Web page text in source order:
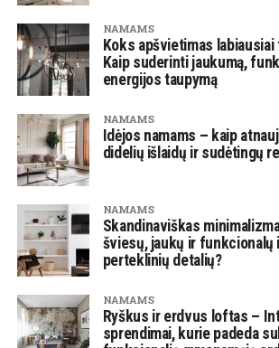
NAMAMS
Koks apšvietimas labiausiai
Kaip suderinti jaukumą,
energijos taupymą
NAMAMS
Idėjos namams – kaip
didelių išlaidų ir sudėtingų
NAMAMS
Skandinaviškas
šviesų, jaukų ir funkcionalų
perteklinių detalių?
NAMAMS
Ryškus ir erdvus loftas –
sprendimai, kurie padeda